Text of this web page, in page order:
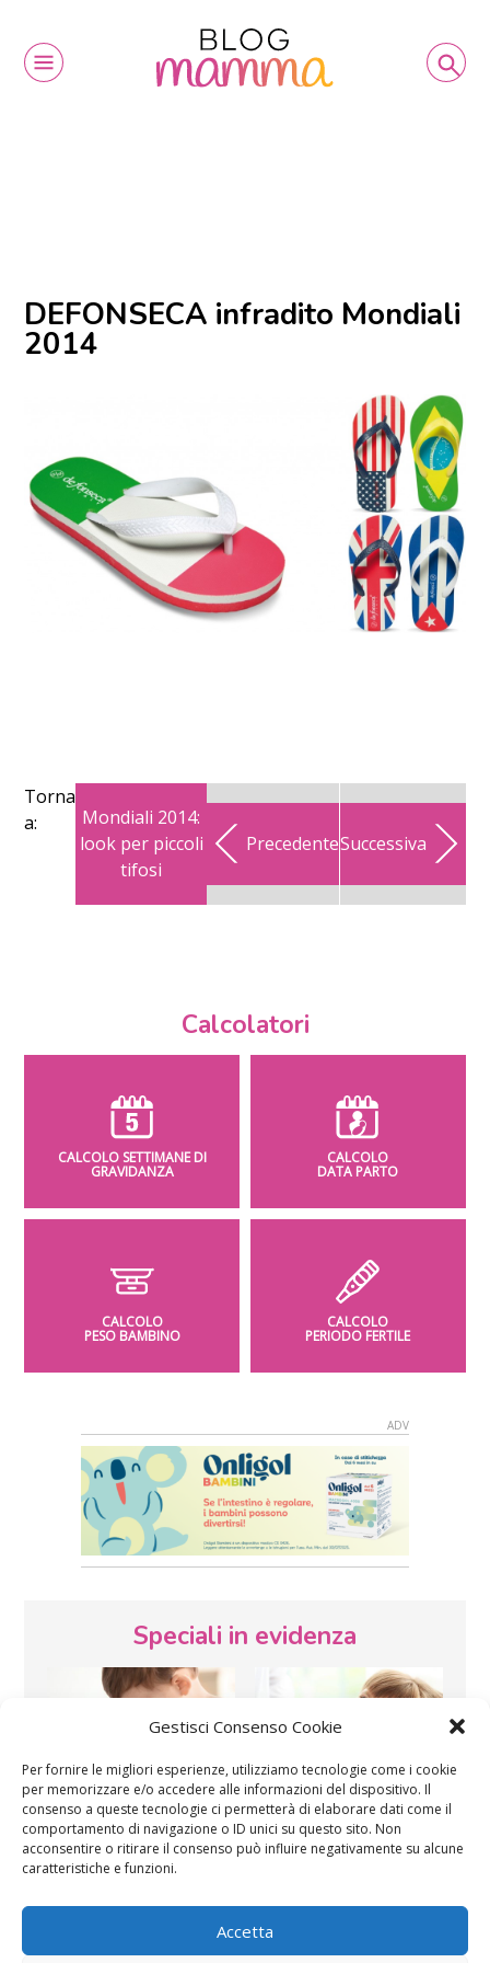
Gestisci Consenso Cookie
Per fornire le migliori esperienze, utilizziamo tecnologie come i cookie
per memorizzare e/o accedere alle informazioni del dispositivo. Il
consenso a queste tecnologie ci permetterà di elaborare dati come il
comportamento di navigazione o ID unici su questo sito. Non
acconsentire o ritirare il consenso può influire negativamente su alcune
caratteristiche e funzioni.
Accetta
DEFONSECA infradito Mondiali
2014
Torna
a:
Mondiali 2014:
look per piccoli
tifosi
PrecedenteSuccessiva
Calcolatori
CALCOLO SETTIMANE DI
GRAVIDANZA
CALCOLO
DATA PARTO
CALCOLO
PESO BAMBINO
CALCOLO
PERIODO FERTILE
Speciali in evidenza
Vaccini SOS Pediatra